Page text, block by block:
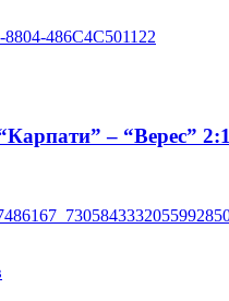
– “Верес” 2:1